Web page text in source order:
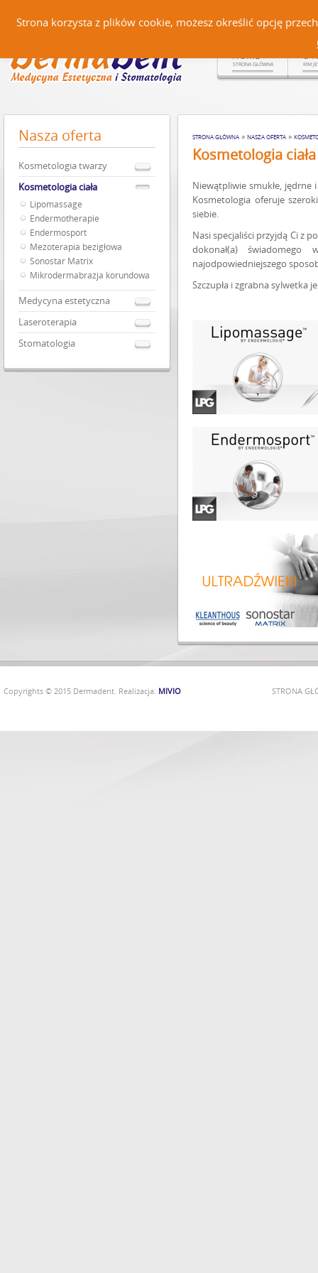
HOME
STRONA GŁÓWNA
O
KIM
STRONA GŁÓWNA » NASZA OFERTA »
Kosmetologia ciała
Niewątpliwie smukłe, jędrne
Kosmetologia oferuje
siebie.
Nasi specjaliści przyjdą Ci z
dokonał(a)
najodpowiedniejszego
Szczupła i zgrabna sylwetka
Nasza oferta
Kosmetologia twarzy
Kosmetologia ciała
Lipomassage
Endermotherapie
Endermosport
Mezoterapia bezigłowa
Sonostar Matrix
Mikrodermabrazja korundowa
Medycyna estetyczna
Laseroterapia
Stomatologia
STRONA
Copyrights © 2015 Dermadent. Realizacja: MIVIO
Strona korzysta z plików cookie, możesz określić opcję